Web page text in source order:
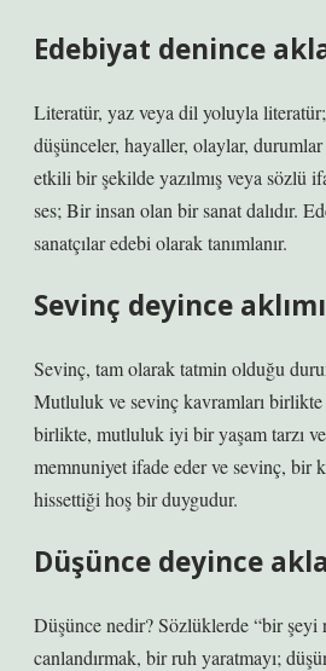
Edebiyat denince
Literatür, yaz veya dil yoluyla
düşünceler, hayaller, olaylar,
etkili bir şekilde yazılmış veya sözlü
ses; Bir insan olan bir sanat dalıdır.
sanatçılar edebi olarak tanımlanır.
Sevinç deyince
Sevinç, tam olarak tatmin olduğu
Mutluluk ve sevinç kavramları
birlikte, mutluluk iyi bir yaşam tarzı
memnuniyet ifade eder ve sevinç, bir
hissettiği hoş bir duygudur.
Düşünce deyince
Düşünce nedir? Sözlüklerde “bir şeyi
canlandırmak, bir ruh yaratmayı;